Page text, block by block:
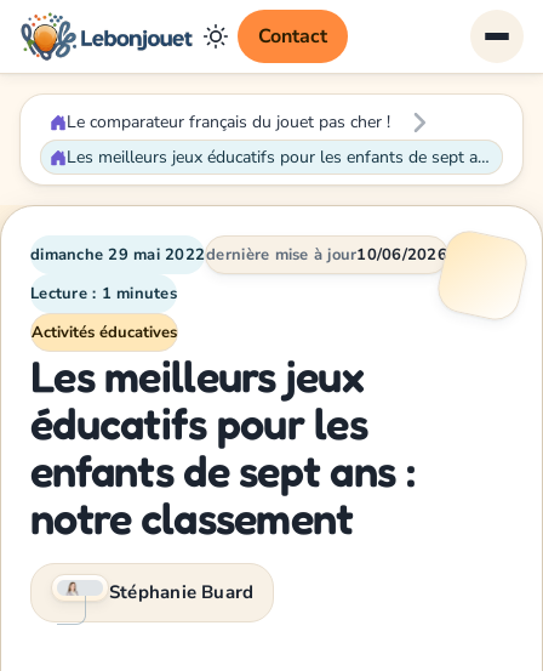
Contact
Le comparateur français du jouet pas cher !
Les meilleurs jeux éducatifs pour les enfants de sept ans : notre classement
dimanche 29 mai 2022dernière mise à jour10/06/2026
Lecture : 1 minutes
Activités éducatives
Les meilleurs jeux
éducatifs pour les
enfants de sept ans :
notre classement
Stéphanie Buard